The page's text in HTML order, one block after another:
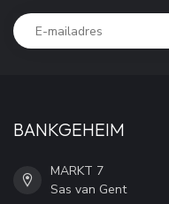
BANKGEHEIM
MARKT 7
Sas van Gent